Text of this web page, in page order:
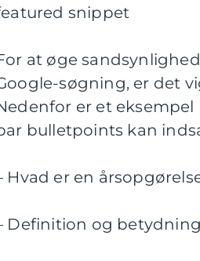
snippet
at øge
søgning, er det
er et
bulletpoints kan
Hvad er en
Definition og